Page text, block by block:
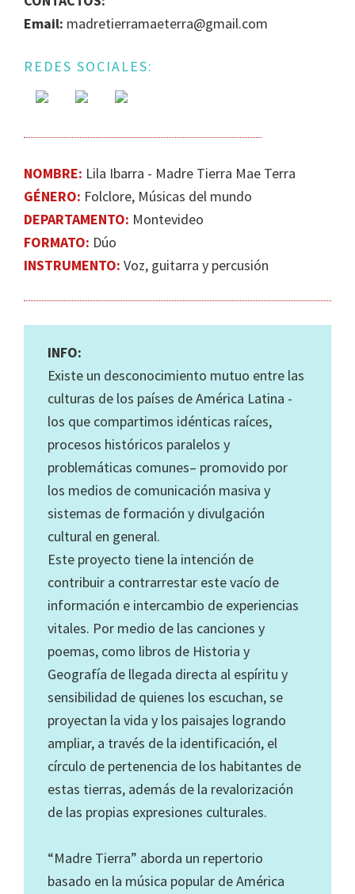
IGUALDAD
GÉNERO
LA
MUSICAL
Email: madretierramaeterra@gmail.com
REDES SOCIALES:
NOMBRE: Lila Ibarra - Madre Tierra Mae Terra
GÉNERO: Folclore, Músicas del mundo
DEPARTAMENTO: Montevideo
FORMATO: Dúo
INSTRUMENTO: Voz, guitarra y percusión
INFO:
Existe un desconocimiento mutuo entre las
culturas de los países de América Latina -
los que compartimos idénticas raíces,
procesos históricos paralelos y
problemáticas comunes– promovido por
los medios de comunicación masiva y
sistemas de formación y divulgación
cultural en general.
Este proyecto tiene la intención de
contribuir a contrarrestar este vacío de
información e intercambio de experiencias
vitales. Por medio de las canciones y
poemas, como libros de Historia y
Geografía de llegada directa al espíritu y
sensibilidad de quienes los escuchan, se
proyectan la vida y los paisajes logrando
ampliar, a través de la identificación, el
círculo de pertenencia de los habitantes de
estas tierras, además de la revalorización
de las propias expresiones culturales.
“Madre Tierra” aborda un repertorio
basado en la música popular de América